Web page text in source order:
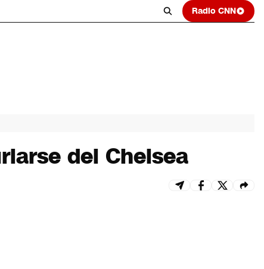
Radio CNN
del Chelsea